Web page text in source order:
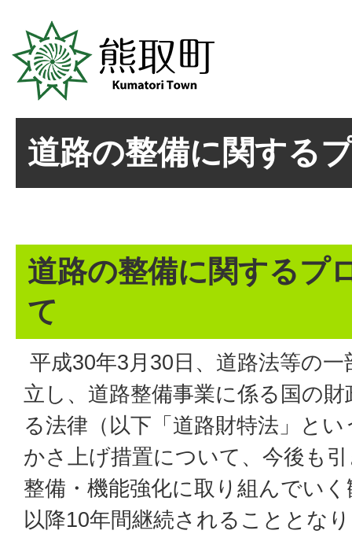
道路の整備に関する
道路の整備に関するプ
て
平成30年3月30日、道路法等の
立し、道路整備事業に係る国の
る法律（以下「道路財特法」と
かさ上げ措置について、今後も
整備・機能強化に取り組んでい
以降10年間継続されることとな